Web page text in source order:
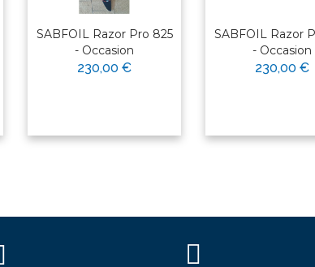
SABFOIL Razor Pro 825
- Occasion
230,00 €
SABFOIL Razor
- Occasion
230,00 €